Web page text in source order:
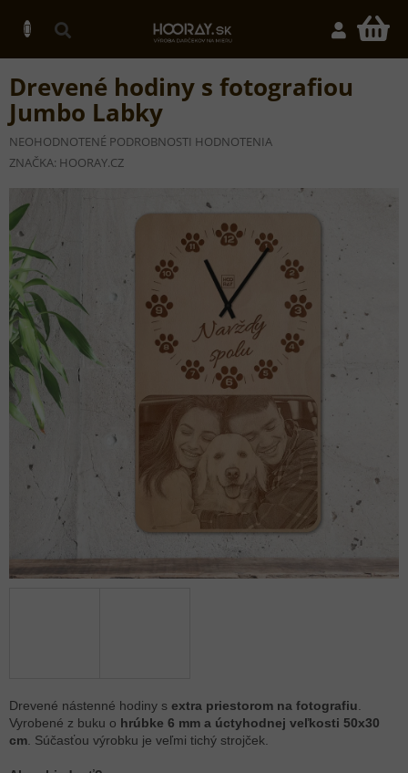
obsah
Drevené hodiny s fotografiou
Jumbo Labky
PRIEMERNÉ
HODNOTENIE
PRODUKTU
0,0
Z
5
HVIEZDIČIEK.
NEOHODNOTENÉ PODROBNOSTI HODNOTENIA
ZNAČKA: HOORAY.CZ
Drevené nástenné hodiny s extra priestorom na fotografiu.
Vyrobené z buku o hrúbke 6 mm a úctyhodnej veľkosti 50x30
cm. Súčasťou výrobku je veľmi tichý strojček.